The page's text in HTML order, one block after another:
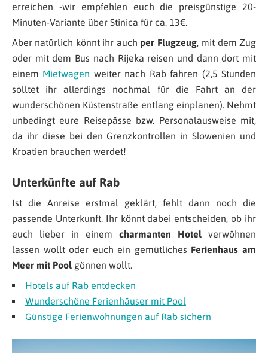
erreichen -wir empfehlen euch die preisgünstige 20-
Minuten-Variante über Stinica für ca. 13€.
Aber natürlich könnt ihr auch per Flugzeug, mit dem Zug
oder mit dem Bus nach Rijeka reisen und dann dort mit
einem Mietwagen weiter nach Rab fahren (2,5 Stunden
solltet ihr allerdings nochmal für die Fahrt an der
wunderschönen Küstenstraße entlang einplanen). Nehmt
unbedingt eure Reisepässe bzw. Personalausweise mit,
da ihr diese bei den Grenzkontrollen in Slowenien und
Kroatien brauchen werdet!
Unterkünfte auf Rab
Ist die Anreise erstmal geklärt, fehlt dann noch die
passende Unterkunft. Ihr könnt dabei entscheiden, ob ihr
euch lieber in einem charmanten Hotel verwöhnen
lassen wollt oder euch ein gemütliches Ferienhaus am
Meer mit Pool gönnen wollt.
Hotels auf Rab entdecken
Wunderschöne Ferienhäuser mit Pool
Günstige Ferienwohnungen auf Rab sichern